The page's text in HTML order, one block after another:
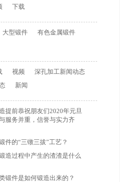
下载
大型锻件
有色金属锻件
视频
深孔加工新闻动态
新闻
提前恭祝朋友们2020年元旦
服务并重，信誉与实力齐
件的“三镦三拔”工艺？
造过程中产生的渣渣是什么
锻件是如何锻造出来的？